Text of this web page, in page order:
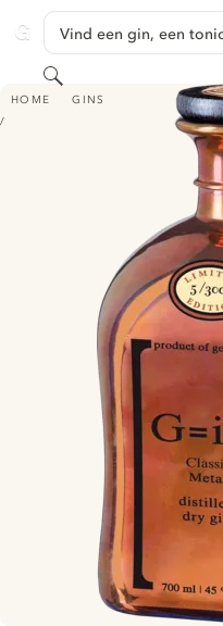
GINVENTORY
Vind een gin, een tonic, …
Zoeken
HOME GINS
G=IN³ CLASSIC METAL